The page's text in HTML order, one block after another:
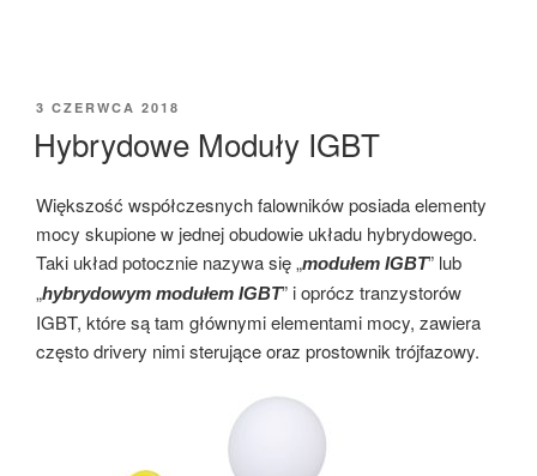
OPUBLIKOWANE
3 CZERWCA 2018
Hybrydowe Moduły IGBT
Większość współczesnych falowników posiada elementy
mocy skupione w jednej obudowie układu hybrydowego.
Taki układ potocznie nazywa się „modułem IGBT” lub
„hybrydowym modułem IGBT” i oprócz tranzystorów
IGBT, które są tam głównymi elementami mocy, zawiera
często drivery nimi sterujące oraz prostownik trójfazowy.